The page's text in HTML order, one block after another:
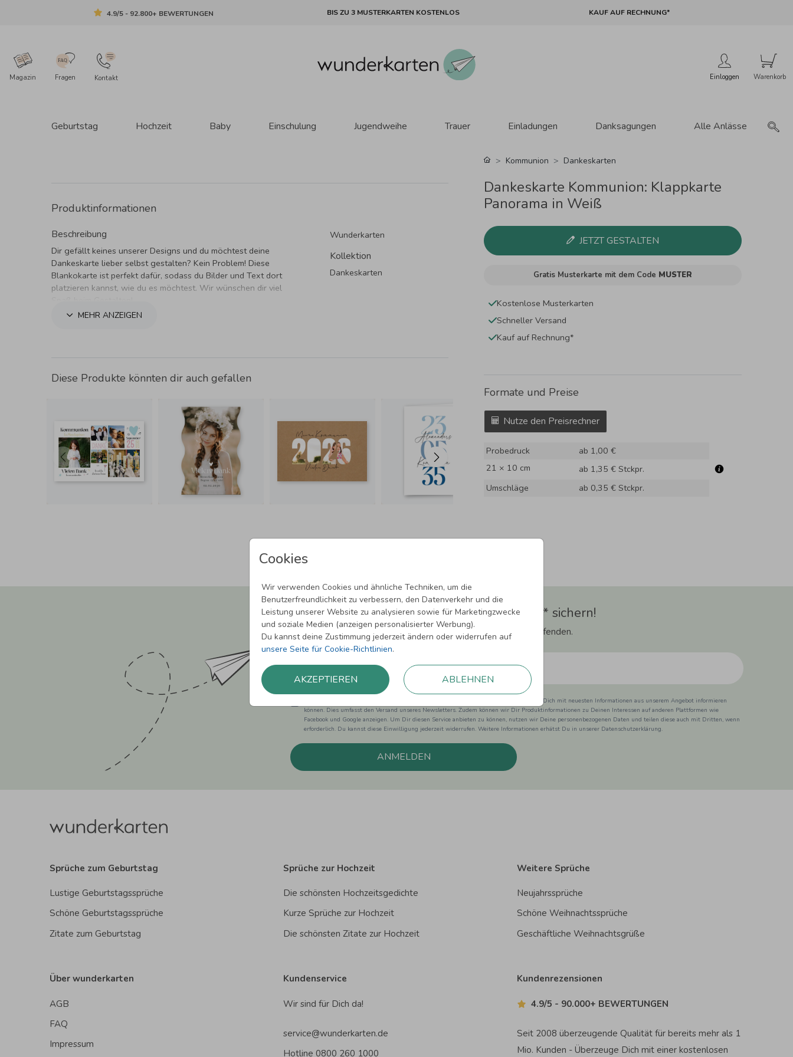
4.9/5 - 92.800+ BEWERTUNGEN BIS ZU 3 MUSTERKARTEN KOSTENLOS KAUF AUF RECHNUNG*
Magazin Fragen Kontakt Einloggen
Geburtstag Hochzeit Baby Einschulung Jugendweihe Trauer Einladungen Danksagungen Alle Anlässe
Cookies
Wir verwenden Cookies und ähnliche Techniken, um die
Benutzerfreundlichkeit zu verbessern, den Datenverkehr und die
Leistung unserer Website zu analysieren sowie für Marketingzwecke
und soziale Medien (anzeigen personalisierter Werbung).
Du kannst deine Zustimmung jederzeit ändern oder widerrufen auf
unsere Seite für Cookie-Richtlinien.
AKZEPTIEREN ABLEHNEN
Produktinformationen
Beschreibung
Dir gefällt keines unserer Designs und du möchtest deine
Dankeskarte lieber selbst gestalten? Kein Problem! Diese
Blankokarte ist perfekt dafür, sodass du Bilder und Text dort
platzieren kannst, wie du es möchtest. Wir wünschen dir viel
MEHR ANZEIGEN
Wunderkarten
Kollektion
Dankeskarten
Diese Produkte könnten dir auch gefallen
Kommunion Dankeskarten
Dankeskarte Kommunion: Klappkarte
Panorama in Weiß
JETZT GESTALTEN
Gratis Musterkarte mit dem Code MUSTER
Kostenlose Musterkarten
Schneller Versand
Kauf auf Rechnung*
Formate und Preise
Nutze den Preisrechner
Probedruck
ab 1,00 €
21 × 10 cm
ab 1,35 € Stckpr.
Umschläge
ab 0,35 € Stckpr.
Newsletter abonnieren und 5,00 € Rabatt** sichern!
Melde Dich zu unserem Newsletter an und bleibe auf dem Laufenden.
Einwilligung zur Datennutzung für Marketingzwecke: Hiermit willigst Du ein, dass wir Dich mit neuesten Informationen aus unserem Angebot informieren
können. Dies umfasst den Versand unseres Newsletters. Zudem können wir Dir Produktinformationen zu Deinen Interessen auf anderen Plattformen wie
Facebook und Google anzeigen. Um Dir diesen Service anbieten zu können, nutzen wir Deine personenbezogenen Daten und teilen diese auch mit Dritten, wenn
erforderlich. Du kannst diese Einwilligung jederzeit widerrufen. Weitere Informationen erhätst Du in unserer Datenschutzerklärung.
ANMELDEN
Sprüche zum Geburtstag
Lustige Geburtstagssprüche
Schöne Geburtstagssprüche
Zitate zum Geburtstag
Sprüche zur Hochzeit
Die schönsten Hochzeitsgedichte
Kurze Sprüche zur Hochzeit
Die schönsten Zitate zur Hochzeit
Weitere Sprüche
Neujahrssprüche
Schöne Weihnachtssprüche
Geschäftliche Weihnachtsgrüße
Über wunderkarten
AGB
FAQ
Impressum
Kundenservice
Wir sind für Dich da!
service@wunderkarten.de
Hotline 0800 260 1000
Kundenrezensionen
4.9/5 - 90.000+ BEWERTUNGEN
Seit 2008 überzeugende Qualität für bereits mehr als 1
Mio. Kunden - Überzeuge Dich mit einer kostenlosen